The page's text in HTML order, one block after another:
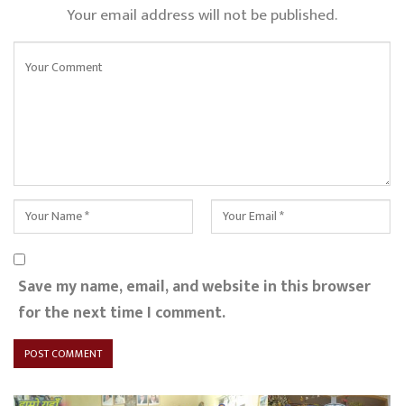
Your email address will not be published.
Save my name, email, and website in this browser
for the next time I comment.